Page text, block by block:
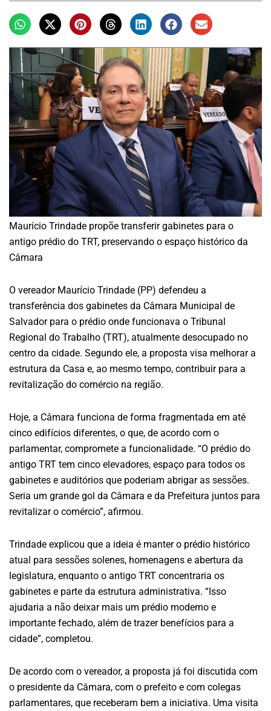
Maurício Trindade propõe transferir gabinetes para o
antigo prédio do TRT, preservando o espaço histórico da
Câmara
O vereador Maurício Trindade (PP) defendeu a
transferência dos gabinetes da Câmara Municipal de
Salvador para o prédio onde funcionava o Tribunal
Regional do Trabalho (TRT), atualmente desocupado no
centro da cidade. Segundo ele, a proposta visa melhorar a
estrutura da Casa e, ao mesmo tempo, contribuir para a
revitalização do comércio na região.
Hoje, a Câmara funciona de forma fragmentada em até
cinco edifícios diferentes, o que, de acordo com o
parlamentar, compromete a funcionalidade. “O prédio do
antigo TRT tem cinco elevadores, espaço para todos os
gabinetes e auditórios que poderiam abrigar as sessões.
Seria um grande gol da Câmara e da Prefeitura juntos para
revitalizar o comércio”, afirmou.
Trindade explicou que a ideia é manter o prédio histórico
atual para sessões solenes, homenagens e abertura da
legislatura, enquanto o antigo TRT concentraria os
gabinetes e parte da estrutura administrativa. “Isso
ajudaria a não deixar mais um prédio moderno e
importante fechado, além de trazer benefícios para a
cidade”, completou.
De acordo com o vereador, a proposta já foi discutida com
o presidente da Câmara, com o prefeito e com colegas
parlamentares, que receberam bem a iniciativa. Uma visita